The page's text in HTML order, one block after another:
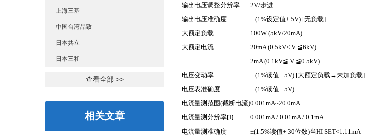
上海三基
中国台湾品致
日本共立
日本三和
查看全部 >>
相关文章
输出电压调整分辨率
2V/步进
输出电压准确度
± (1%设定值+ 5V) [无负载]
大额定负载
100W (5kV/20mA)
大额定电流
20mA (0.5kV< V ≦6kV)
2mA (0.1kV≦ V ≦0.5kV)
电压变动率
± (1%读值+ 5V) [大额定负载→未加负载]
电压表准确度
± (1%读值+ 5V)
电流量测范围(截断电流)0.001mA~20.0mA
电流量测分辨率[1]
0.001mA / 0.01mA / 0.1mA
电流量测准确度
±(1.5%读值+ 30位数)当HI SET<1.11mA